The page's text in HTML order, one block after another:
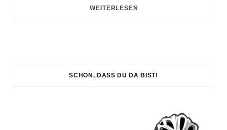
WEITERLESEN
SCHÖN, DASS DU DA BIST!